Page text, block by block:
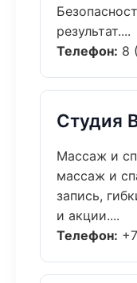
результат....
Телефон: 8
Студия
Массаж и
массаж и
запись,
и акции....
Телефон: